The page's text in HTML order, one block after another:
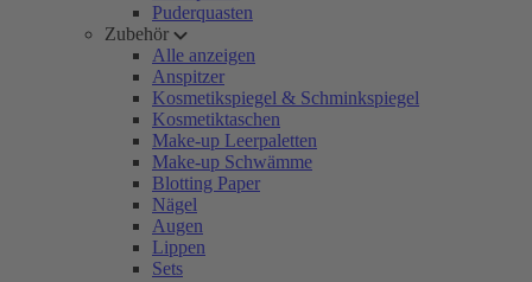
Puderquasten
Zubehör
Alle anzeigen
Anspitzer
Kosmetikspiegel & Schminkspiegel
Kosmetiktaschen
Make-up Leerpaletten
Make-up Schwämme
Blotting Paper
Nägel
Augen
Lippen
Sets